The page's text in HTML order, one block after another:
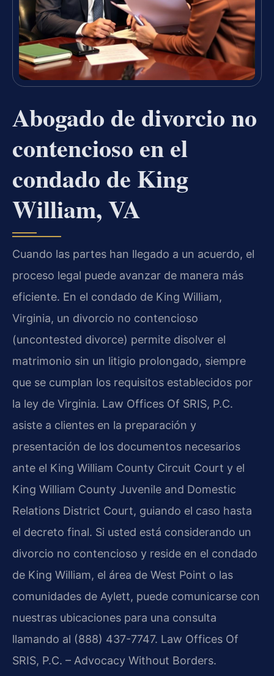
Abogado de divorcio no
contencioso en el
condado de King
William, VA
Cuando las partes han llegado a un acuerdo, el
proceso legal puede avanzar de manera más
eficiente. En el condado de King William,
Virginia, un divorcio no contencioso
(uncontested divorce) permite disolver el
matrimonio sin un litigio prolongado, siempre
que se cumplan los requisitos establecidos por
la ley de Virginia. Law Offices Of SRIS, P.C.
asiste a clientes en la preparación y
presentación de los documentos necesarios
ante el King William County Circuit Court y el
King William County Juvenile and Domestic
Relations District Court, guiando el caso hasta
el decreto final. Si usted está considerando un
divorcio no contencioso y reside en el condado
de King William, el área de West Point o las
comunidades de Aylett, puede comunicarse con
nuestras ubicaciones para una consulta
llamando al (888) 437-7747. Law Offices Of
SRIS, P.C. – Advocacy Without Borders.